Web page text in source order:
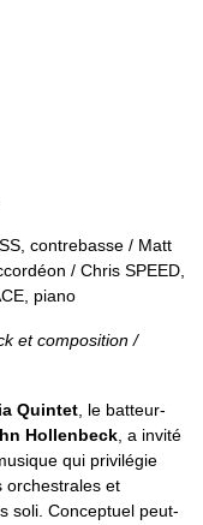
contrebasse / Matt
/ Chris SPEED,
piano
et composition /
Quintet, le batteur-
Hollenbeck, a invité
qui privilégie
orchestrales et
soli. Conceptuel peut-